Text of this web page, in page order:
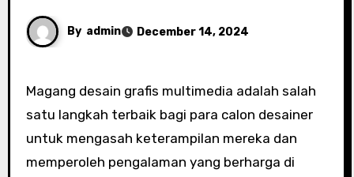
By admin December 14, 2024
Magang desain grafis multimedia adalah salah
satu langkah terbaik bagi para calon desainer
untuk mengasah keterampilan mereka dan
memperoleh pengalaman yang berharga di